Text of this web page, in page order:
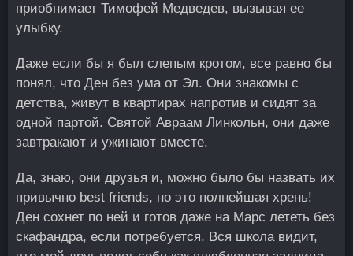
приобнимает Тимофей Медведев, вызывая ее
улыбку.
Даже если бы я был слепым кротом, все равно бы
понял, что Ден без ума от Эл. Они знакомы с
детства, живут в квартирах напротив и сидят за
одной партой. Святой Авраам Линкольн, они даже
завтракают и ужинают вместе.
Да, знаю, они друзья и, можно было бы назвать их
привычно best friends, но это полнейшая хрень!
Ден сохнет по ней и готов даже на Марс лететь без
скафандра, если потребуется. Вся школа видит,